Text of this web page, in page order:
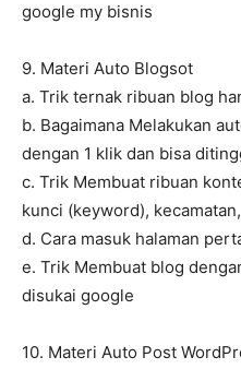
google my bisnis
9. Materi Auto Blogsot
a. Trik ternak ribuan blog
b. Bagaimana Melakukan
dengan 1 klik dan bisa
c. Trik Membuat ribuan
kunci (keyword),
d. Cara masuk halaman
e. Trik Membuat blog
disukai google
10. Materi Auto Post